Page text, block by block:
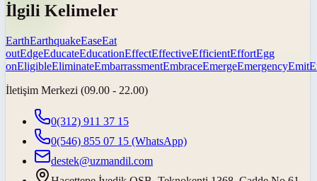
İlgili Kelimeler
EarthEarthquakeEaseEat
outEdgeEducateEducationEffectEffectiveEfficientEffortEgg
onEligibleEliminateEmbarrassmentEmbraceEmergeEmergencyEmit
İletişim Merkezi (09.00 - 22.00)
0(312) 911 37 15
0(546) 855 07 15 (WhatsApp)
destek@uzmandil.com